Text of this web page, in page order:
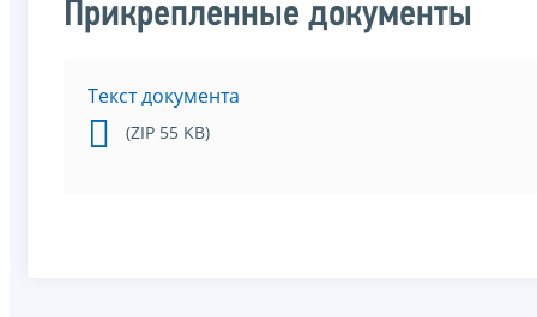
Прикрепленные документы
Текст документа
(ZIP 55 KB)